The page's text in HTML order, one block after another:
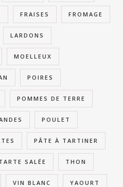
FRAISES FROMAGE
LARDONS
MOELLEUX
POIRES
POMMES DE TERRE
POULET
PÂTE À TARTINER
SALÉE THON
VIN BLANC YAOURT